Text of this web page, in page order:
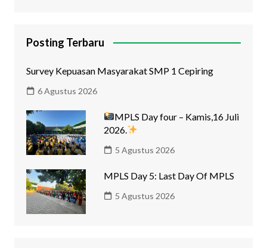
Posting Terbaru
Survey Kepuasan Masyarakat SMP 1 Cepiring
6 Agustus 2026
MPLS Day four – Kamis,16 Juli
2026.
5 Agustus 2026
MPLS Day 5: Last Day Of MPLS
5 Agustus 2026